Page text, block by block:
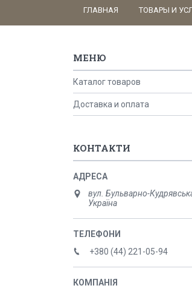
ГЛАВНАЯ ТОВАРЫ И
Каталог товаров
Доставка и оплата
КОНТАКТИ
вул. Бульварно-
Україна
+380 (44) 221-05-94